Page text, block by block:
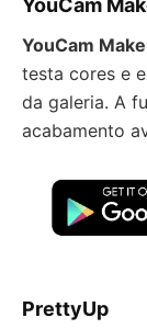
YouCam
YouCam
testa cores e
da galeria. A
acabamento
PrettyUp